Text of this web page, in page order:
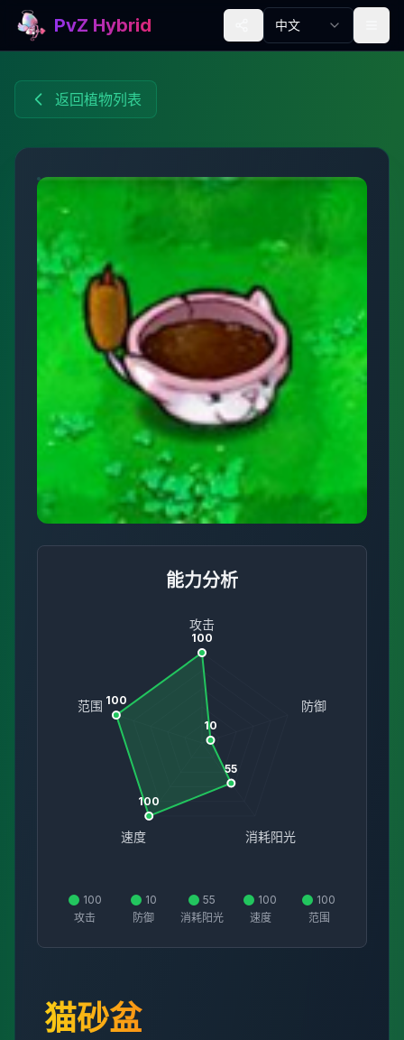
PvZ Hybrid 中文
返回植物列表
能力分析
攻击
防御
消耗阳光
速度
范围
100
10
55
100
100
100
攻击
10
防御
55
消耗阳光
100
速度
100
范围
猫砂盆